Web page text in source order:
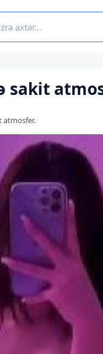
sakit
atmosfer.